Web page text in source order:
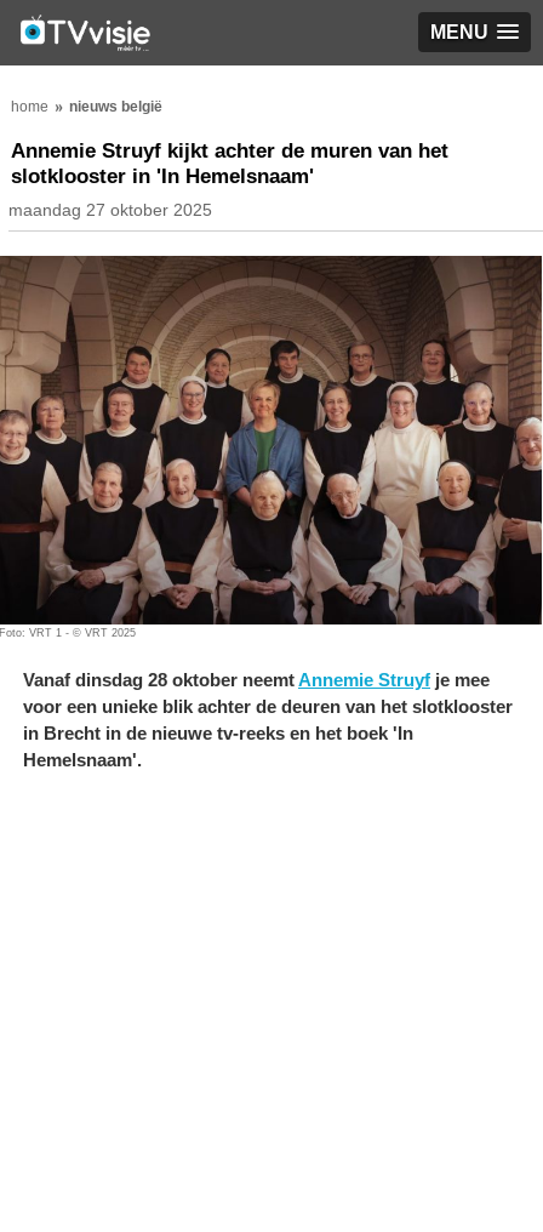
MENU
home nieuws belgië
Annemie Struyf kijkt achter de muren van het
slotklooster in 'In Hemelsnaam'
maandag 27 oktober 2025
Foto: VRT 1 - © VRT 2025
Vanaf dinsdag 28 oktober neemtAnnemie Struyf je mee
voor een unieke blik achter de deuren van het slotklooster
in Brecht in de nieuwe tv-reeks en het boek 'In
Hemelsnaam'.